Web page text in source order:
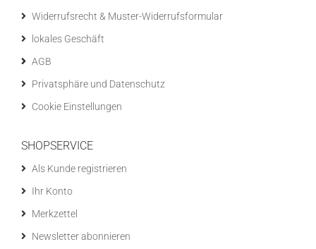
Widerrufsrecht & Muster-Widerrufsformular
lokales Geschäft
AGB
Privatsphäre und Datenschutz
Cookie Einstellungen
SHOPSERVICE
Als Kunde registrieren
Ihr Konto
Merkzettel
Newsletter abonnieren